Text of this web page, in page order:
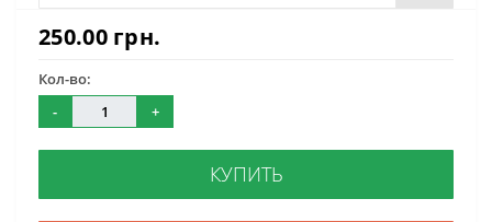
250.00 грн.
Кол-во:
-
+
КУПИТЬ